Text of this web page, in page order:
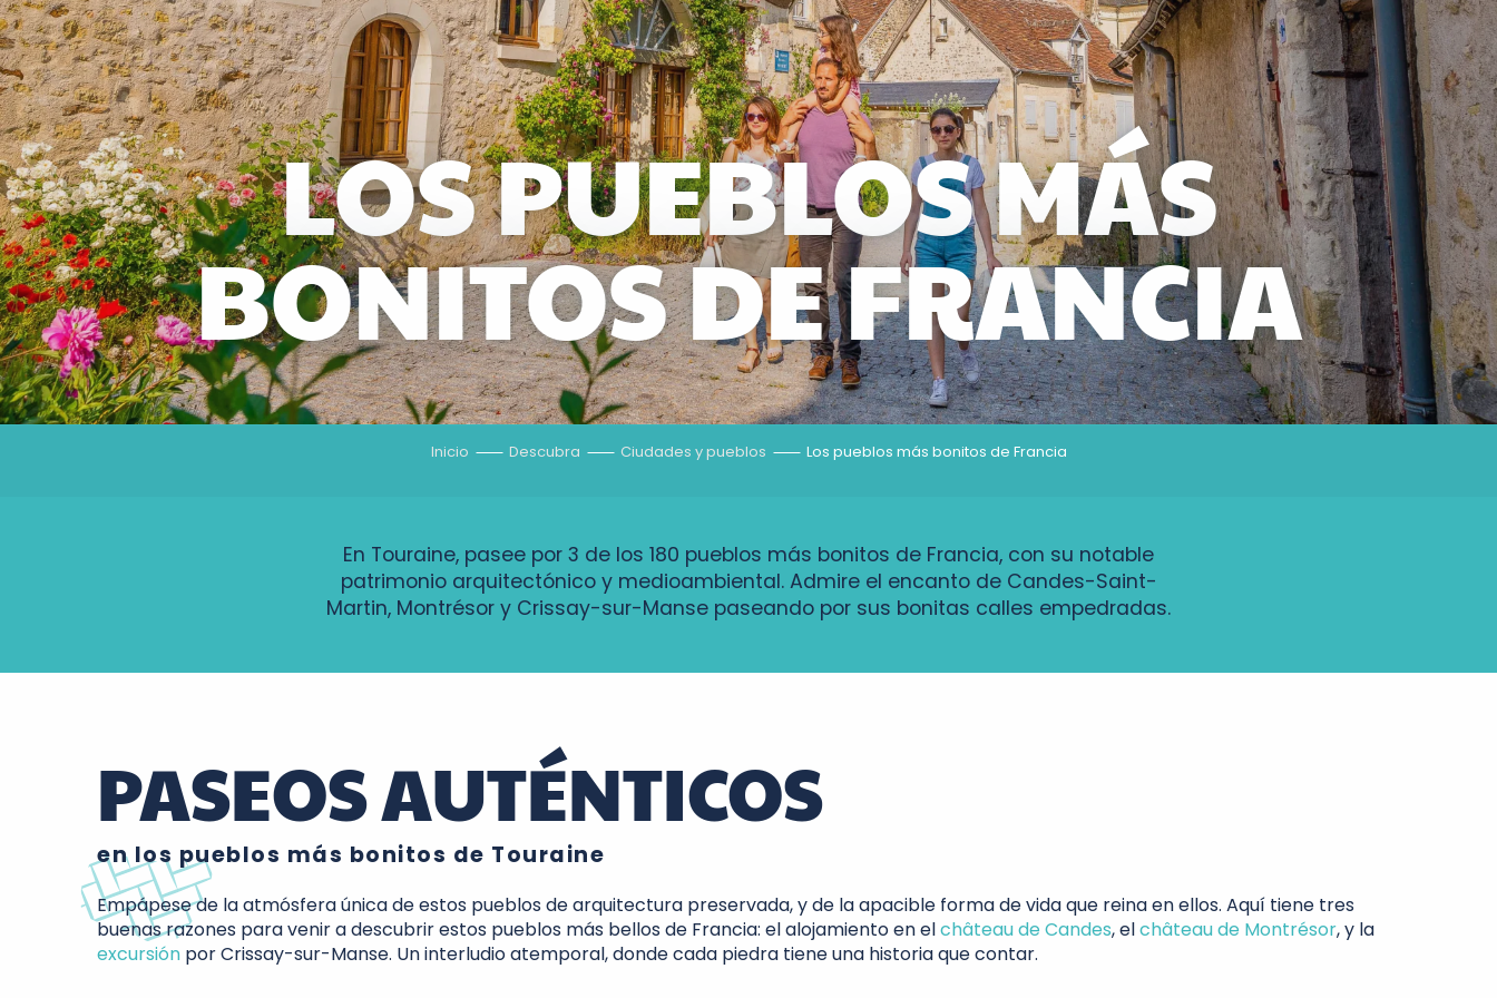
LOS PUEBLOS MÁS
BONITOS DE FRANCIA
Inicio Descubra Ciudades y pueblos Los pueblos más bonitos de Francia
En Touraine, pasee por 3 de los 180 pueblos más bonitos de Francia, con su notable
patrimonio arquitectónico y medioambiental. Admire el encanto de Candes-Saint-
Martin, Montrésor y Crissay-sur-Manse paseando por sus bonitas calles empedradas.
PASEOS AUTÉNTICOS
en los pueblos más bonitos de Touraine
Empápese de la atmósfera única de estos pueblos de arquitectura preservada, y de la apacible forma de vida que reina en ellos. Aquí tiene tres
buenas razones para venir a descubrir estos pueblos más bellos de Francia: el alojamiento en elchâteau de Candes, elchâteau de Montrésor, y la
excursión por Crissay-sur-Manse. Un interludio atemporal, donde cada piedra tiene una historia que contar.